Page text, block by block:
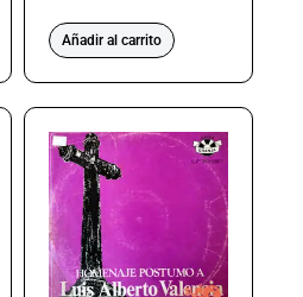
Añadir al carrito